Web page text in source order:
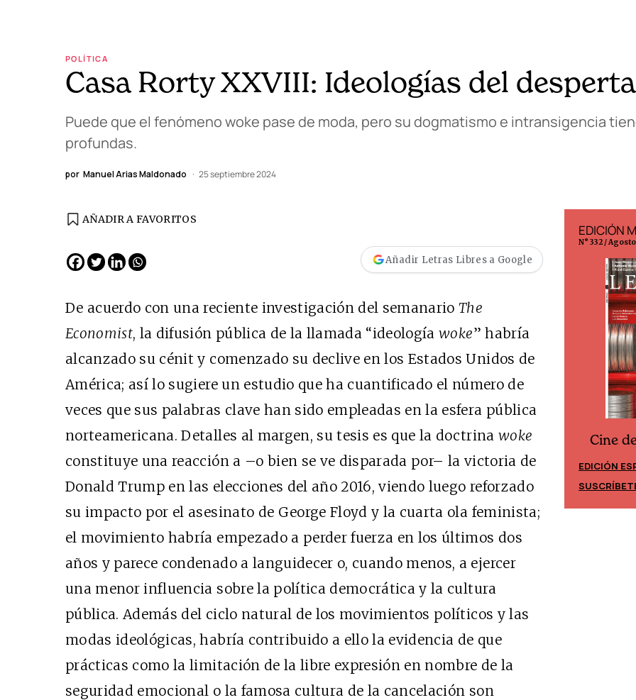
POLÍTICA
Casa Rorty XXVIII: Ideologías del
Puede que el fenómeno woke pase de moda, pero su dogmatismo e intransigencia
profundas.
por Manuel Arias Maldonado 25 septiembre 2024
AÑADIR A FAVORITOS
Añadir Letras Libres a Google
De acuerdo con una reciente investigación del semanarioThe
Economist, la difusión pública de la llamada “ideologíawoke” habría
alcanzado su cénit y comenzado su declive en los Estados Unidos de
América; así lo sugiere un estudio que ha cuantificado el número de
veces que sus palabras clave han sido empleadas en la esfera pública
norteamericana. Detalles al margen, su tesis es que la doctrina woke
constituye una reacción a –o bien se ve disparada por– la victoria de
Donald Trump en las elecciones del año 2016, viendo luego reforzado
su impacto por el asesinato de George Floyd y la cuarta ola feminista;
el movimiento habría empezado a perder fuerza en los últimos dos
años y parece condenado a languidecer o, cuando menos, a ejercer
una menor influencia sobre la política democrática y la cultura
pública. Además del ciclo natural de los movimientos políticos y las
modas ideológicas, habría contribuido a ello la evidencia de que
prácticas como la limitación de la libre expresión en nombre de la
seguridad emocional o la famosa cultura de la cancelación son
Cine desde los márgenes
EDICIÓN MÉXICO
SUSCRÍBETE
EDICIÓN
N° 332 /
Cine
EDICIÓN